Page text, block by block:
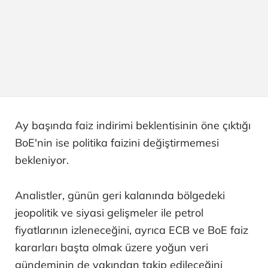
Ay başında faiz indirimi beklentisinin öne çıktığı
BoE'nin ise politika faizini değiştirmemesi
bekleniyor.
Analistler, günün geri kalanında bölgedeki
jeopolitik ve siyasi gelişmeler ile petrol
fiyatlarının izleneceğini, ayrıca ECB ve BoE faiz
kararları başta olmak üzere yoğun veri
gündeminin de yakından takip edileceğini